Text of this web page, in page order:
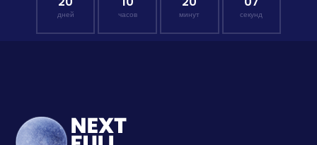
дней часов минут секунд